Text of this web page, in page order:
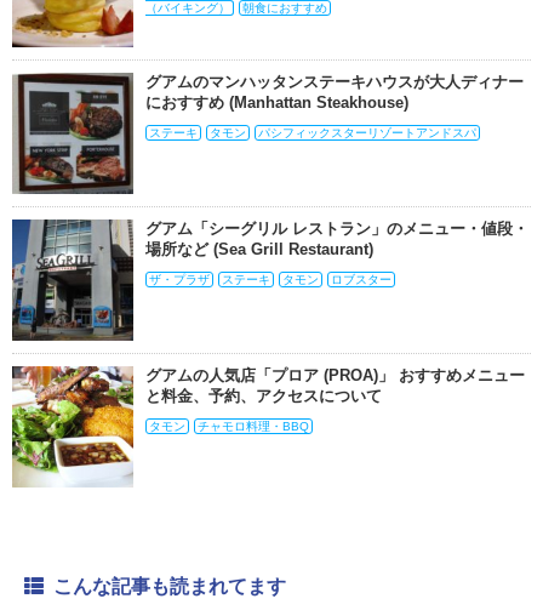
（バイキング）
朝食におすすめ
グアムのマンハッタンステーキハウスが大人ディナー
におすすめ (Manhattan Steakhouse)
ステーキ タモン パシフィックスターリゾートアンドスパ
グアム「シーグリル レストラン」のメニュー・値段・
場所など (Sea Grill Restaurant)
ザ・プラザ ステーキ タモン ロブスター
グアムの人気店「プロア (PROA)」 おすすめメニュー
と料金、予約、アクセスについて
タモン チャモロ料理・BBQ
こんな記事も読まれてます